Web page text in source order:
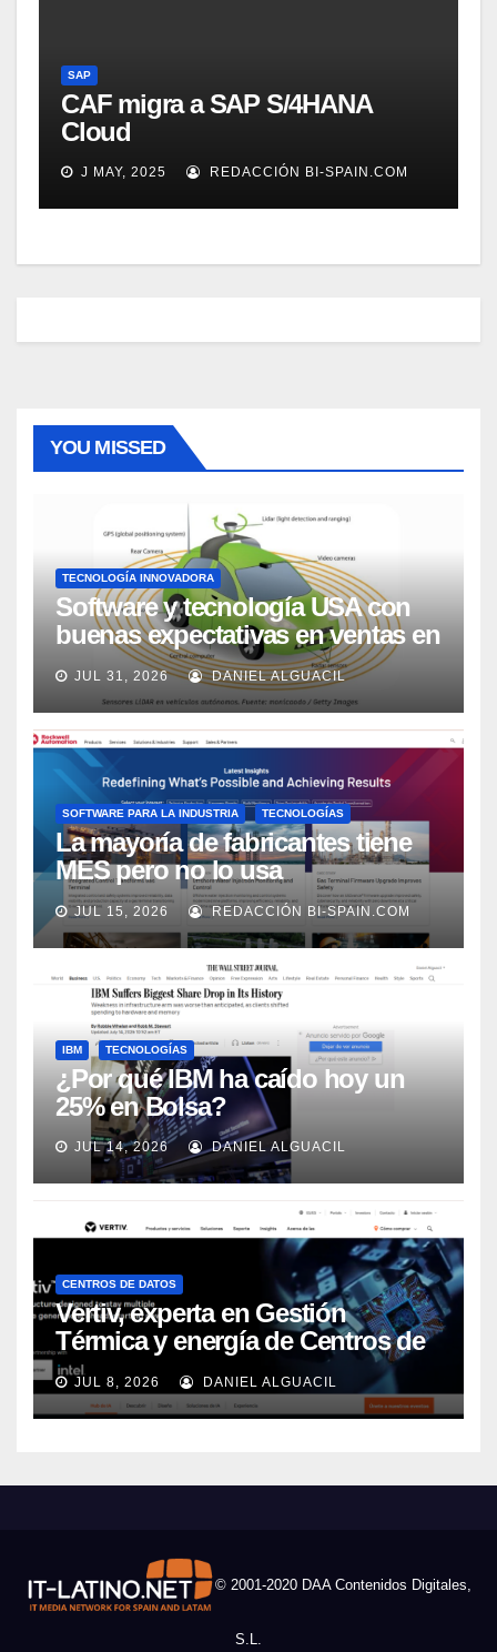
SAP
CAF migra a SAP S/4HANA
Cloud
J MAY, 2025 REDACCIÓN BI-SPAIN.COM
YOU MISSED
TECNOLOGÍA INNOVADORA
Software y tecnología USA con
buenas expectativas en ventas en
los próximos 2 años, según
Market Watch
JUL 31, 2026 DANIEL ALGUACIL
SOFTWARE PARA LA INDUSTRIA TECNOLOGÍAS
La mayoría de fabricantes tiene
MES pero no lo usa
adecuadamente, según Rockwell
Automation
JUL 15, 2026 REDACCIÓN BI-SPAIN.COM
IBM TECNOLOGÍAS
¿Por qué IBM ha caído hoy un
25% en Bolsa?
JUL 14, 2026 DANIEL ALGUACIL
CENTROS DE DATOS
Vertiv, experta en Gestión
Térmica y energía de Centros de
Datos, sigue su crecimiento
imparable
JUL 8, 2026 DANIEL ALGUACIL
© 2001-2020 DAA Contenidos Digitales,
S.L.